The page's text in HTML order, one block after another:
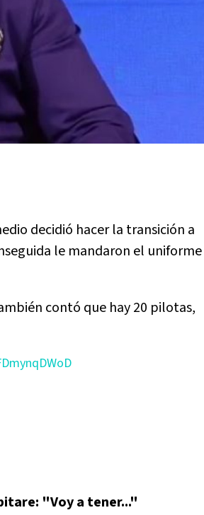
decidió hacer la transición a
le mandaron el uniforme
contó que hay 20 pilotas,
"Voy a tener..."